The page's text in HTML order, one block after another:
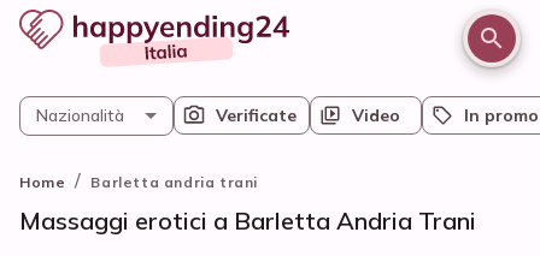
Verificate Video In promo
Nazionalità
Home / Barletta andria trani
Massaggi erotici a Barletta Andria Trani